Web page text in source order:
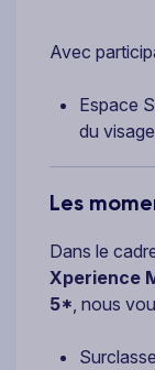
Avec
Espace
du
Les
Dans le
Xperience
5*, nous